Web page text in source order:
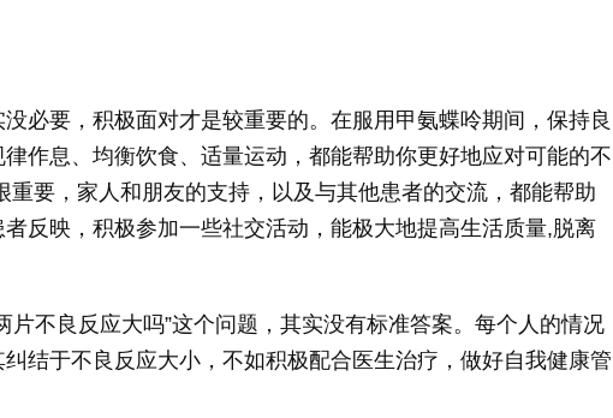
必要，积极面对才是较重要的。在服用甲氨蝶呤期间，保持良
作息、均衡饮食、适量运动，都能帮助你更好地应对可能的不
重要，家人和朋友的支持，以及与其他患者的交流，都能帮助
反映，积极参加一些社交活动，能极大地提高生活质量,脱离
片不良反应大吗”这个问题，其实没有标准答案。每个人的情况
结于不良反应大小，不如积极配合医生治疗，做好自我健康管